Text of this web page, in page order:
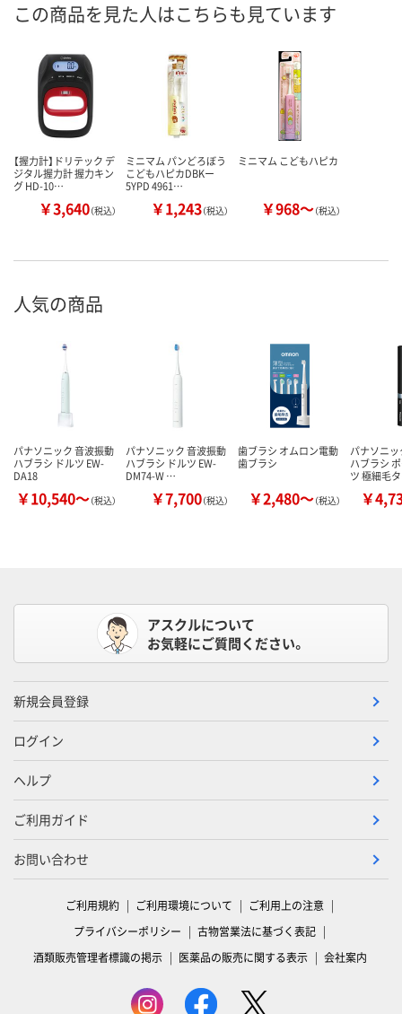
この商品を見た人はこちらも見ています
【握力計】ドリテック デ
ジタル握力計 握力キン
グ HD-10…
￥3,640（税込）
ミニマム パンどろぼう
こどもハピカDBKー
5YPD 4961…
￥1,243（税込）
ミニマム こどもハピカ
￥968～（税込）
人気の商品
パナソニック 音波振動
ハブラシ ドルツ EW-
DA18
￥10,540～（税込）
パナソニック 音波振動
ハブラシ ドルツ EW-
DM74-W …
￥7,700（税込）
歯ブラシ オムロン電動
歯ブラシ
￥2,480～（税込）
パナソニ
ハブラシ
ツ 極細毛
￥
アスクルについて
お気軽にご質問ください。
新規会員登録
ログイン
ヘルプ
ご利用ガイド
お問い合わせ
ご利用規約 ご利用環境について
ご利用上の注意
プライバシーポリシー
古物営業法に基づく表記
酒類販売管理者標識の掲示
医薬品の販売に関する表示 会社案内